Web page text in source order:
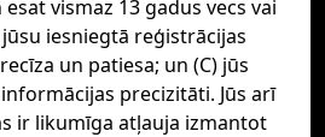
vismaz 13 gadus vecs vai
jūsu iesniegtā reģistrācijas
un patiesa; un (C) jūs
precizitāti. Jūs arī
ir likumīga atļauja izmantot